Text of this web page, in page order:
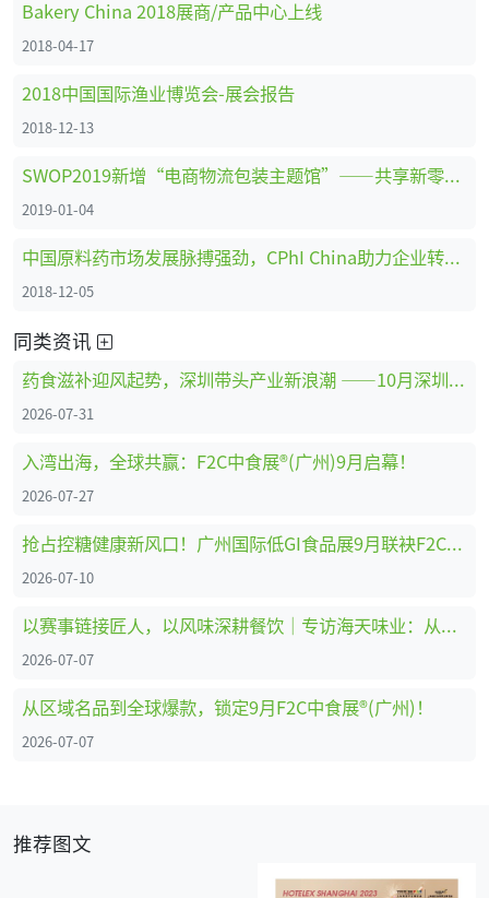
Bakery China 2018展商/产品中心上线
2018-04-17
2018中国国际渔业博览会-展会报告
2018-12-13
SWOP2019新增“电商物流包装主题馆”——共享新零售时代商机
2019-01-04
中国原料药市场发展脉搏强劲，CPhI China助力企业转型创新、全面升级 ！
2018-12-05
同类资讯
药食滋补迎风起势，深圳带头产业新浪潮 ——10月深圳HNC健康营养展药食滋补展区亮点抢先看
2026-07-31
入湾出海，全球共赢：F2C中食展®(广州)9月启幕！
2026-07-27
抢占控糖健康新风口！广州国际低GI食品展9月联袂F2C中食展®(广州)重磅启幕
2026-07-10
以赛事链接匠人，以风味深耕餐饮｜专访海天味业：从调味供应商到中餐行业共建者
2026-07-07
从区域名品到全球爆款，锁定9月F2C中食展®(广州)！
2026-07-07
推荐图文